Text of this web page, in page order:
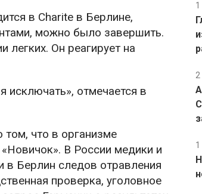
в Charite в Берлине,
можно было завершить.
легких. Он реагирует на
отмечается в
что в организме
В России медики и
в Берлин следов отравления
проверка, уголовное
1
2
1